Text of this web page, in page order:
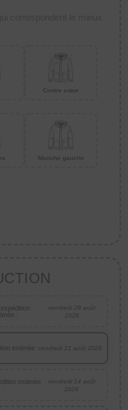
Contre cœur
Manche gauche
:
vendredi 28 août
2026
estimée :vendredi 21 août 2026
estimée
:
vendredi 14 août
2026